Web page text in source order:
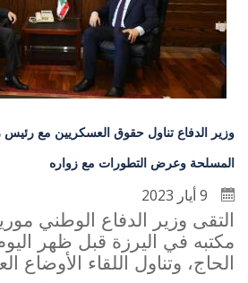
وزير الدفاع تناول حقوق العسكريين مع
المسلحة وعرض التطورات مع زواره
التقى وزير الدفاع الوطني
مكتبه في اليرزة قبل ظهر
الحاج، وتناول اللقاء الأوضاع